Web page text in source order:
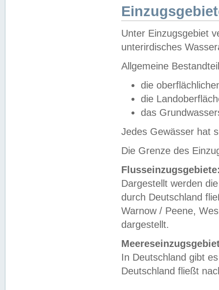
Unter Einzugsgebiet
unterirdisches
Allgemeine
die
die
das
Jedes Gewässer hat
Die Grenze des
Dargestellt werden
durch Deutschland
Warnow / Peene,
dargestellt.
In Deutschland gibt
Deutschland fließt